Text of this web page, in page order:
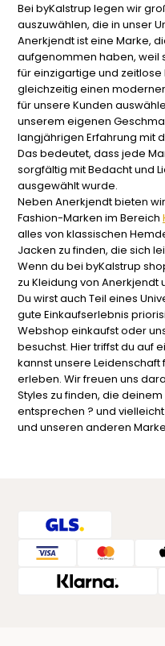
Bei byKalstrup legen wir
auszuwählen, die in unser
Anerkjendt ist eine Marke,
aufgenommen haben, weil
für einzigartige und
gleichzeitig einen
für unsere Kunden
unserem eigenen
langjährigen Erfahrung mit
Das bedeutet, dass jede
sorgfältig mit Bedacht und
ausgewählt wurde.
Neben Anerkjendt bieten
Fashion-Marken im Bereich
alles von klassischen
Jacken zu finden, die sich
Wenn du bei byKalstrup
zu Kleidung von
Du wirst auch Teil eines
gute Einkaufserlebnis
Webshop einkaufst oder
besuchst. Hier triffst du auf
kannst unsere Leidenschaft
erleben. Wir freuen uns
Styles zu finden, die
entsprechen ? und
und unseren anderen